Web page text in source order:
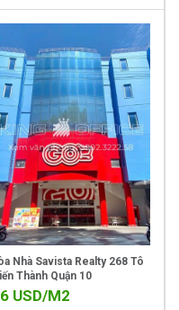
Nhà Savista Realty 268 Tô
Thành Quận 10
USD/M2